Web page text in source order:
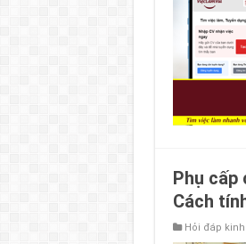
Phụ cấp
Cách
Hỏi đáp